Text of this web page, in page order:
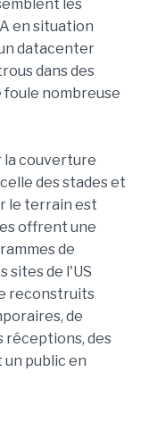
les
en situation
datacenter
dans des
nombreuse
la couverture
des stades et
le terrain est
offrent une
de
sites de l'US
reconstruits
de
réceptions, des
public en